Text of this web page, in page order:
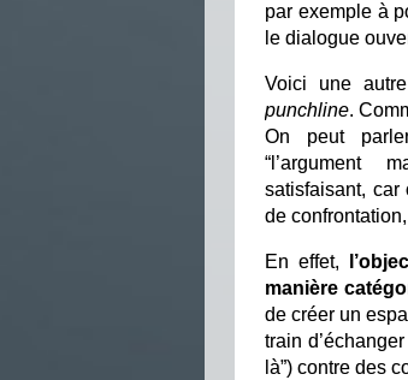
par exemple à
le dialogue
Voici une
punchline.
On peut
“l’argument
satisfaisant, car
de
En effet,
manière
de créer un
train
là”) contre des